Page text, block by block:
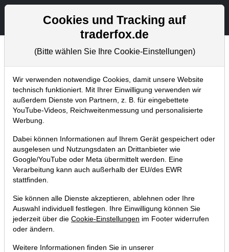
Aktien- und Artikelsuche
Chartanalysen
Home Blog Chartanalysen
Chartanalyse Shopify: Neue Impulse
durch neue Kooperation – über 150%
Potenzial!
25.06.2022 um 13:14 Uhr | P. Uhlschmied
Cookies und Tracking auf
traderfox.de
(Bitte wählen Sie Ihre Cookie-Einstellungen)
Wir verwenden notwendige Cookies, damit unsere Website
technisch funktioniert. Mit Ihrer Einwilligung verwenden wir
außerdem Dienste von Partnern, z. B. für eingebettete
YouTube-Videos, Reichweitenmessung und personalisierte
Werbung.
Dabei können Informationen auf Ihrem Gerät gespeichert oder
ausgelesen und Nutzungsdaten an Drittanbieter wie
Google/YouTube oder Meta übermittelt werden. Eine
Verarbeitung kann auch außerhalb der EU/des EWR
stattfinden.
Sie können alle Dienste akzeptieren, ablehnen oder Ihre
Auswahl individuell festlegen. Ihre Einwilligung können Sie
jederzeit über die Cookie-Einstellungen im Footer widerrufen
oder ändern.
Weitere Informationen finden Sie in unserer